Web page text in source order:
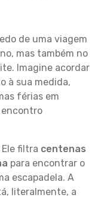
de uma viagem
mas também no
Imagine acordar
à sua medida,
férias em
filtra centenas
para encontrar o
escapadela. A
literalmente, a